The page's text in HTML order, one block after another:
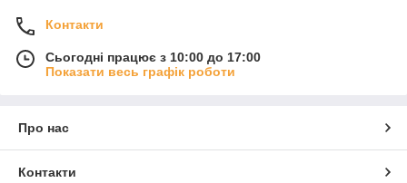
Контакти
Сьогодні працює з 10:00 до 17:00
Показати весь графік роботи
Про нас
Контакти